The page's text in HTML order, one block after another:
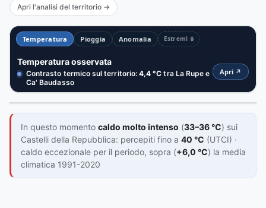
Apri l'analisi del territorio →
TITANO 100 · LIVE
36,8°
Verucchio
30°
Esalta differenze
ora
Temperatura Pioggia Anomalia Estremi 🔒
Temperatura osservata
Contrasto termico sul territorio:4,4 °C tra La Rupe e
Ca' Baudasso
Apri ↗
TITANO 100 · LIVE
Vento sul terreno reale
Come il vento scorre sul rilievo di San Marino.
Bava di vento(≈4 km/h) daNE
Centraline
In questo momento caldo molto intenso (33–36 °C) sui
Castelli della Repubblica: percepiti fino a 40 °C (UTCI) ·
caldo eccezionale per il periodo, sopra (+6,0 °C) la media
climatica 1991-2020